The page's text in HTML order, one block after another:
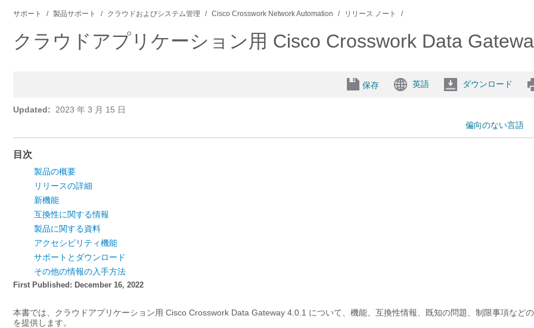
サポート 製品サポート クラウドおよびシステム管理 Cisco Crosswork Network Automation リリース ノート
クラウドアプリケーション用 Cisco Crosswork Data
保存 英語 ダウンロード
Updated:
2023 年 3 月 15 日
偏向のない言語
目次
製品の概要
リリースの詳細
新機能
互換性に関する情報
製品に関する資料
アクセシビリティ機能
サポートとダウンロード
その他の情報の入手方法
First Published: December 16, 2022
本書では、クラウドアプリケーション用 Cisco Crosswork Data Gateway 4.0.1 について、機能、互換性情報、既知の問題、制限事項など
を提供します。